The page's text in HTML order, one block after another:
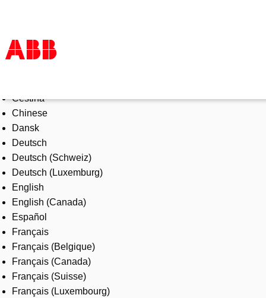
Products & Solutions
Industries
Services
About us
Where to buy
Contact us
Careers
Čeština
Chinese
Dansk
Deutsch
Deutsch (Schweiz)
Deutsch (Luxemburg)
English
English (Canada)
Español
Français
Français (Belgique)
Français (Canada)
Français (Suisse)
Français (Luxembourg)